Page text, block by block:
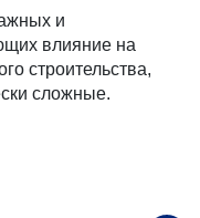
и
влияние на
строительства,
сложные.